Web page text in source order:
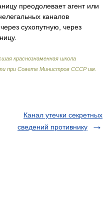
преодолевает агент или
каналов
сухопутную, через
краснознаменная школа
при Совете Министров СССР им.
Канал утечки секретных
сведений противнику